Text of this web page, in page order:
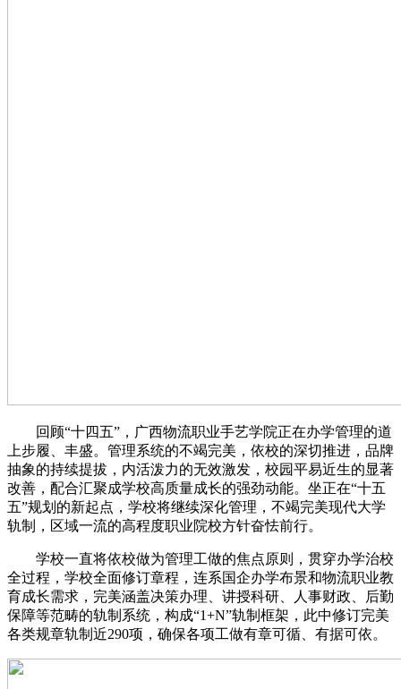
回顾“十四五”，广西物流职业手艺学院正在办学管理的道
上步履、丰盛。管理系统的不竭完美，依校的深切推进，品牌
抽象的持续提拔，内活泼力的无效激发，校园平易近生的显著
改善，配合汇聚成学校高质量成长的强劲动能。坐正在“十五
五”规划的新起点，学校将继续深化管理，不竭完美现代大学
轨制，区域一流的高程度职业院校方针奋怯前行。
学校一直将依校做为管理工做的焦点原则，贯穿办学治校
全过程，学校全面修订章程，连系国企办学布景和物流职业教
育成长需求，完美涵盖决策办理、讲授科研、人事财政、后勤
保障等范畴的轨制系统，构成“1+N”轨制框架，此中修订完美
各类规章轨制近290项，确保各项工做有章可循、有据可依。